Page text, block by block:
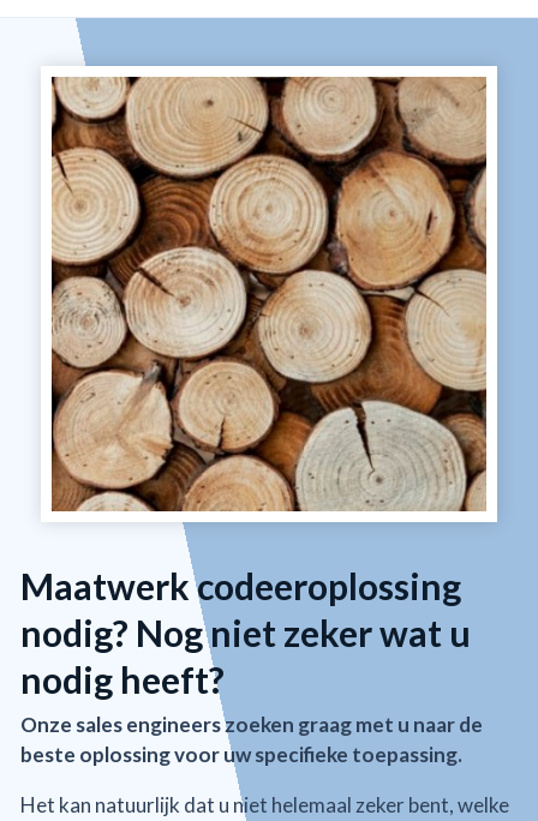
Maatwerk codeeroplossing
nodig? Nog niet zeker wat u
nodig heeft?
Onze sales engineers zoeken graag met u naar de
beste oplossing voor uw specifieke toepassing.
Het kan natuurlijk dat u niet helemaal zeker bent, welke